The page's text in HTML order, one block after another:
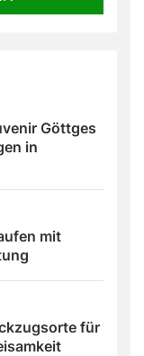
Göttges
in
mit
für